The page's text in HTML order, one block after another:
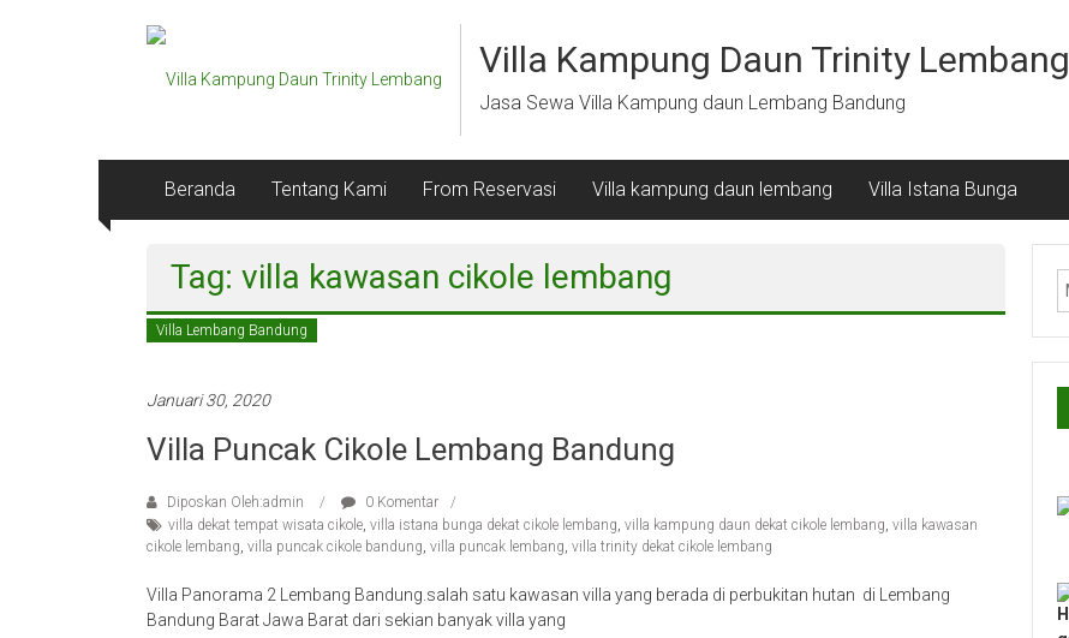
Villa Kampung Daun Trinity Lembang
Jasa Sewa Villa Kampung daun Lembang Bandung
Beranda Tentang Kami From Reservasi Villa kampung daun lembang Villa Istana Bunga
Tag: villa kawasan cikole lembang
Villa Lembang Bandung
Januari 30, 2020
Villa Puncak Cikole Lembang Bandung
Diposkan Oleh:admin
0 Komentar
villa dekat tempat wisata cikole, villa istana bunga dekat cikole lembang, villa kampung daun dekat cikole lembang, villa kawasan
cikole lembang, villa puncak cikole bandung, villa puncak lembang, villa trinity dekat cikole lembang
Villa Panorama 2 Lembang Bandung.salah satu kawasan villa yang berada di perbukitan hutan di Lembang
Bandung Barat Jawa Barat dari sekian banyak villa yang